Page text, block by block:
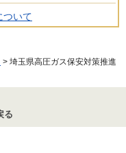
ついて
> 埼玉県高圧ガス保安対策推進
る